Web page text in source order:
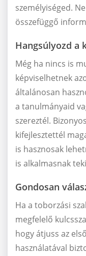
személyiséged.
összefüggő
Hangsúlyozd a
Még ha nincs is
képviselhetnek
általánosan
a tanulmányaid
szereztél.
kifejlesztettél
is hasznosak
is alkalmasnak
Gondosan
Ha a toborzási
megfelelő
hogy átjuss az
használatával